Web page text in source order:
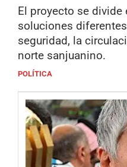
El proyecto se
soluciones
seguridad, la
norte sanjuanino.
POLÍTICA